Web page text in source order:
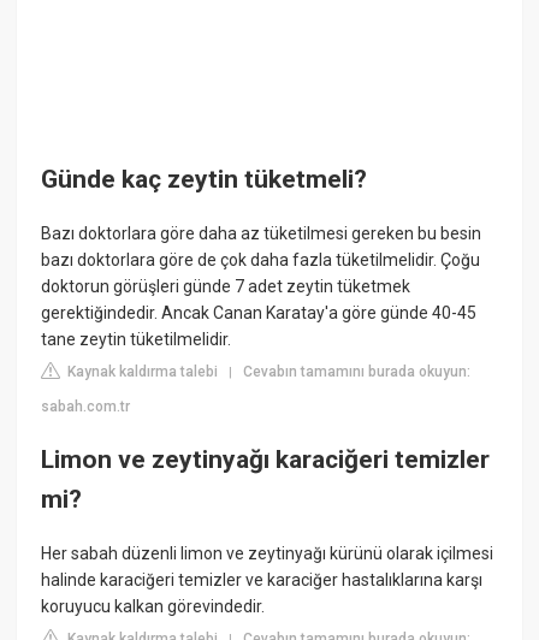
Günde kaç zeytin tüketmeli?
Bazı doktorlara göre daha az tüketilmesi gereken bu besin
bazı doktorlara göre de çok daha fazla tüketilmelidir. Çoğu
doktorun görüşleri günde 7 adet zeytin tüketmek
gerektiğindedir. Ancak Canan Karatay'a göre günde 40-45
tane zeytin tüketilmelidir.
Kaynak kaldırma talebi |Cevabın tamamını burada okuyun:
sabah.com.tr
Limon ve zeytinyağı karaciğeri temizler
mi?
Her sabah düzenli limon ve zeytinyağı kürünü olarak içilmesi
halinde karaciğeri temizler ve karaciğer hastalıklarına karşı
koruyucu kalkan görevindedir.